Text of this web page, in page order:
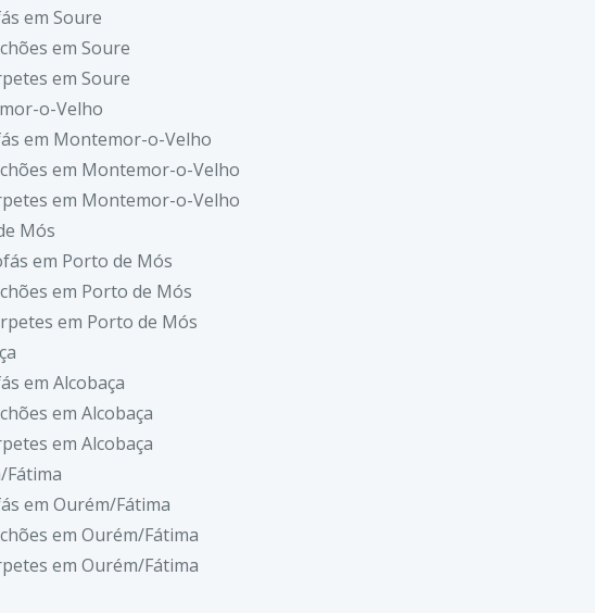
em Soure
em Soure
em Soure
o-Velho
em Montemor-o-Velho
em Montemor-o-Velho
em Montemor-o-Velho
Mós
em Porto de Mós
em Porto de Mós
em Porto de Mós
em Alcobaça
em Alcobaça
em Alcobaça
Fátima
em Ourém/Fátima
em Ourém/Fátima
em Ourém/Fátima